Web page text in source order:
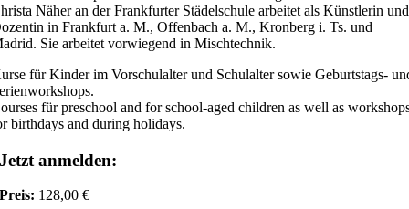
Näher an der Frankfurter Städelschule arbeitet als Künstlerin und
in Frankfurt a. M., Offenbach a. M., Kronberg i. Ts. und
Sie arbeitet vorwiegend in Mischtechnik.
für Kinder im Vorschulalter und Schulalter sowie Geburtstags-
für preschool and for school-aged children as well as
birthdays and during holidays.
Jetzt anmelden:
Preis: 128,00 €